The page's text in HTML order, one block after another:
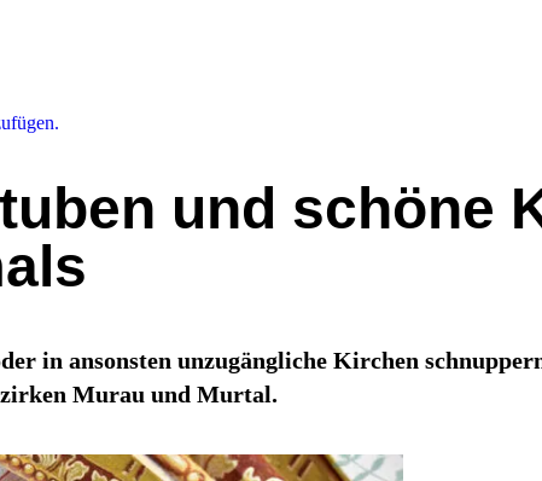
und schöne
in ansonsten unzugängliche Kirchen
Murau und Murtal.